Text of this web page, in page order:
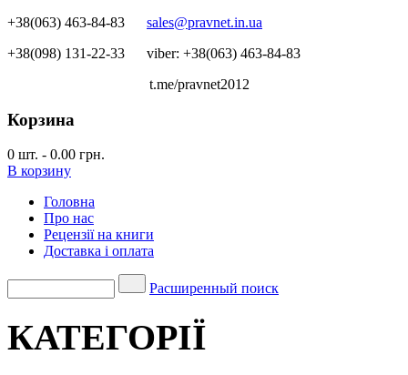
+38(063) 463-84-83 sales@pravnet.in.ua
+38(098) 131-22-33 viber: +38(063) 463-84-83
t.me/pravnet2012
Корзина
0 шт. - 0.00 грн.
В корзину
Головна
Про нас
Рецензії на книги
Доставка і оплата
Расширенный поиск
КАТЕГОРІЇ